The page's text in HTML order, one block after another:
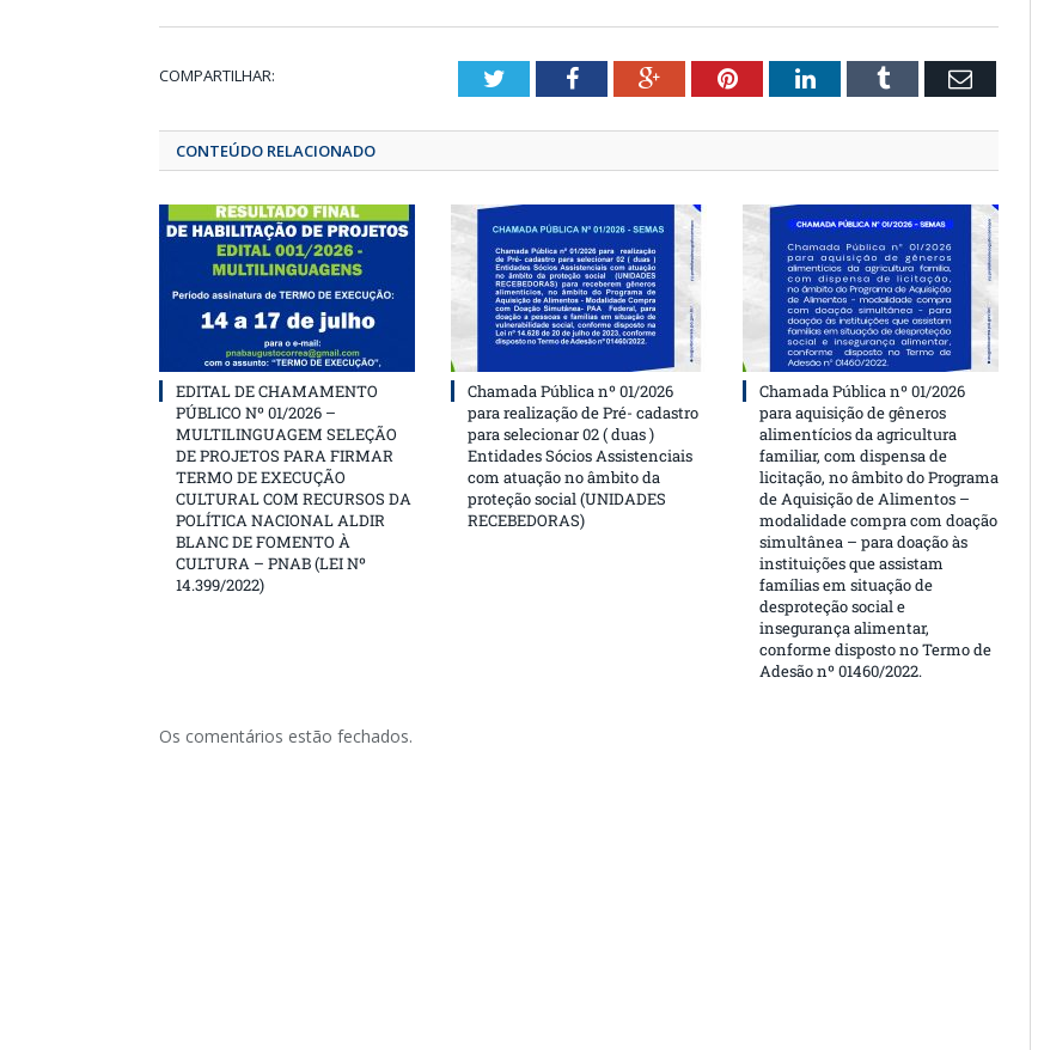
COMPARTILHAR: TwitterFacebookGoogle+Pinterest
LinkedInTumblrEmail
CONTEÚDO RELACIONADO
EDITAL DE CHAMAMENTO
PÚBLICO Nº 01/2026 –
MULTILINGUAGEM SELEÇÃO
DE PROJETOS PARA FIRMAR
TERMO DE EXECUÇÃO
CULTURAL COM RECURSOS DA
POLÍTICA NACIONAL ALDIR
BLANC DE FOMENTO À
CULTURA – PNAB (LEI Nº
14.399/2022)
Chamada Pública nº 01/2026
para realização de Pré- cadastro
para selecionar 02 ( duas )
Entidades Sócios Assistenciais
com atuação no âmbito da
proteção social (UNIDADES
RECEBEDORAS)
Chamada Pública nº 01/2026
para aquisição de gêneros
alimentícios da agricultura
familiar, com dispensa de
licitação, no âmbito do Programa
de Aquisição de Alimentos –
modalidade compra com doação
simultânea – para doação às
instituições que assistam
famílias em situação de
desproteção social e
insegurança alimentar,
conforme disposto no Termo de
Adesão nº 01460/2022.
Os comentários estão fechados.